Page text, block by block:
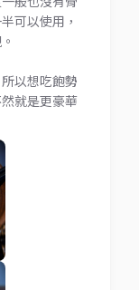
可以使用，
以想吃飽勢
就是更豪華